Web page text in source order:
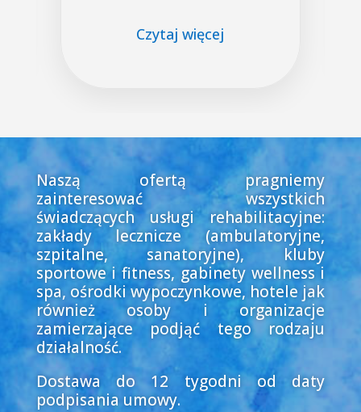
Czytaj więcej
Naszą ofertą pragniemy
zainteresować wszystkich
świadczących usługi rehabilitacyjne:
zakłady lecznicze (ambulatoryjne,
szpitalne, sanatoryjne), kluby
sportowe i fitness, gabinety wellness i
spa, ośrodki wypoczynkowe, hotele jak
również osoby i organizacje
zamierzające podjąć tego rodzaju
działalność.
Dostawa do 12 tygodni od daty
podpisania umowy.